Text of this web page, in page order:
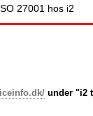
under "i2
27001 hos i2